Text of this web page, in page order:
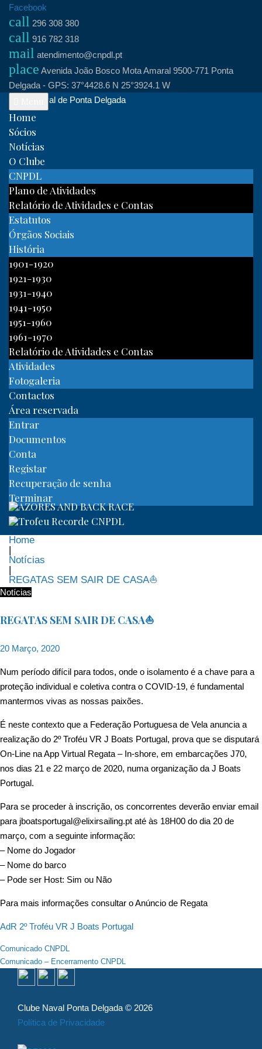
Skip
content
Facebook
call 296 308 380
call 916 782 318
mail atendimento@cnpdl.pt
place Avenida João Bosco Mota Amaral 9500-771 Ponta
Delgada - GPS: 37°4428.6 N 25°3924.1 W
Clube Naval de Ponta Delgada
Home
Sócios
Notícias
O Clube
CNPDL
Plano de Atividades
Relatório de Atividades e Contas
Estatutos
Órgãos Sociais
História
1901-1920
1921-1930
1931-1940
1941-1950
1951-1960
1961-1970
Relatório de Atividades e Contas
Atividades
Fotogaleria
Contactos
Área reservada
Entrar
Documentos
Conta
Registar
Recuperação de senha
Terminar
Home
|
Notícias
|
REGATAS SEM SAIR DE CASA⛵️
Notícias
REGATAS SEM SAIR DE CASA⛵️
20 Março, 2020
Num período difícil para todos, onde o isolamento é a chave para a
proteção individual e coletiva contra o COVID-19, é fundamental
mantermos vivas as nossas paixões.
É neste contexto que a Federação Portuguesa de Vela anuncia a
realização do 2º Troféu VR J Boats Portugal, prova que se disputará
On-Line na App Virtual Regata – In-shore, em embarcações J70,
nos dias 21 e 22 março de 2020, numa organização da J Boats
Portugal.
Para se proceder à inscrição, os concorrentes deverão enviar email
para jboatsportugal@elixirsailing.pt até às 18H00 do dia 20 de
março, com a seguinte informação:
– Nome do Jogador
– Nome do barco
– Pode ser Host: Sim ou Não
Para mais informações consultar o Anúncio de Regata
AdR 2º Troféu VR J Boats Portugal
Navegação
de
artigos
Comunicado CNPDL
Comunicado – Encerramento CNPDL
Clube Naval Ponta Delgada © 2026
Política de Privacidade